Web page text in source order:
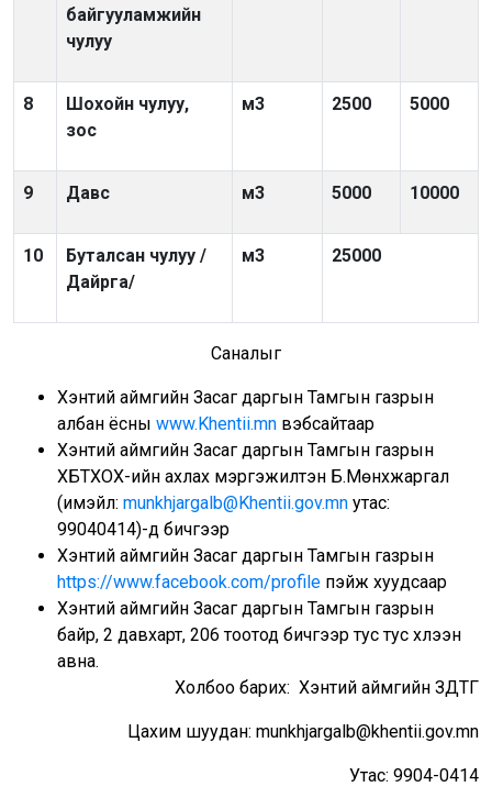
байгууламжийн
чулуу
8
Шохойн чулуу,
зос
м3 2500 5000
9 Давс м3 5000 10000
10
Буталсан чулуу /
Дайрга/
м3 25000
Саналыг
Хэнтий аймгийн Засаг даргын Тамгын газрын
албан ёсны www.Khentii.mn вэбсайтаар
Хэнтий аймгийн Засаг даргын Тамгын газрын
ХБТХОХ-ийн ахлах мэргэжилтэн Б.Мөнхжаргал
(имэйл: munkhjargalb@Khentii.gov.mn утас:
99040414)-д бичгээр
Хэнтий аймгийн Засаг даргын Тамгын газрын
https://www.facebook.com/profile пэйж хуудсаар
Хэнтий аймгийн Засаг даргын Тамгын газрын
байр, 2 давхарт, 206 тоотод бичгээр тус тус хүлээн
авна.
Холбоо барих: Хэнтий аймгийн ЗДТГ
Цахим шуудан: munkhjargalb@khentii.gov.mn
Утас: 9904-0414